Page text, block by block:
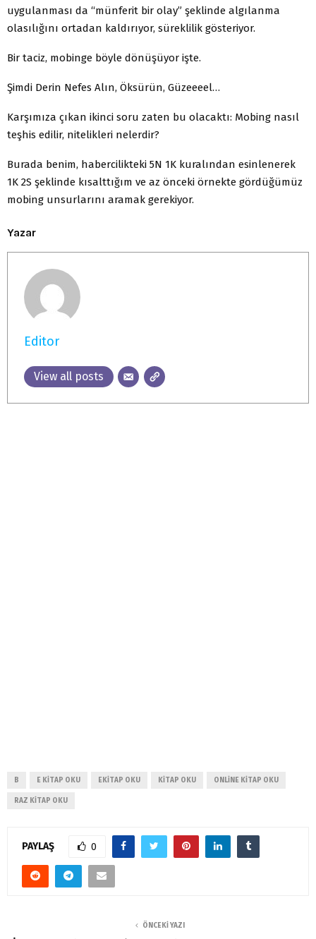
uygulanması da “münferit bir olay” şeklinde algılanma
olasılığını ortadan kaldırıyor, süreklilik gösteriyor.
Bir taciz, mobinge böyle dönüşüyor işte.
Şimdi Derin Nefes Alın, Öksürün, Güzeeeel…
Karşımıza çıkan ikinci soru zaten bu olacaktı: Mobing nasıl
teşhis edilir, nitelikleri nelerdir?
Burada benim, habercilikteki 5N 1K kuralından esinlenerek
1K 2S şeklinde kısalttığım ve az önceki örnekte gördüğümüz
mobing unsurlarını aramak gerekiyor.
Yazar
Editor
View all posts
B E KITAP OKU EKITAP OKU KITAP OKU ONLINE KITAP OKU
RAZ KITAP OKU
PAYLAŞ 0
ÖNCEKI YAZI